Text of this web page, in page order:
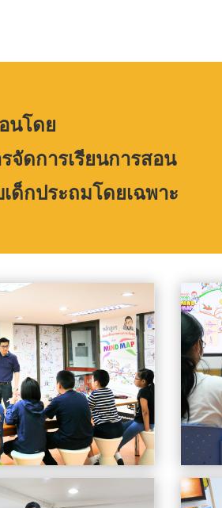
นโดย
จัดการเรียนการสอน
ด็กประถมโดยเฉพาะ